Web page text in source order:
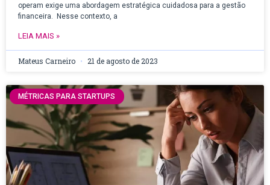
operam exige uma abordagem estratégica cuidadosa para a gestão
financeira. Nesse contexto, a
LEIA MAIS »
Mateus Carneiro 21 de agosto de 2023
MÉTRICAS PARA STARTUPS